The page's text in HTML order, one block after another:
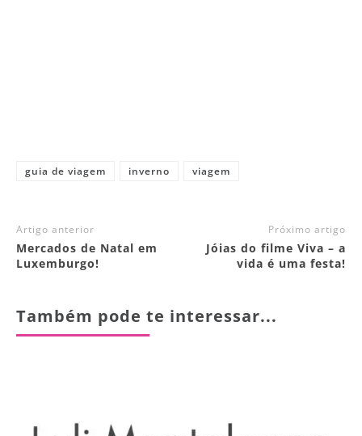
guia de viagem inverno viagem
Artigo anterior
Mercados de Natal em
Luxemburgo!
Próximo artigo
Jóias do filme Viva – a
vida é uma festa!
Também pode te interessar...